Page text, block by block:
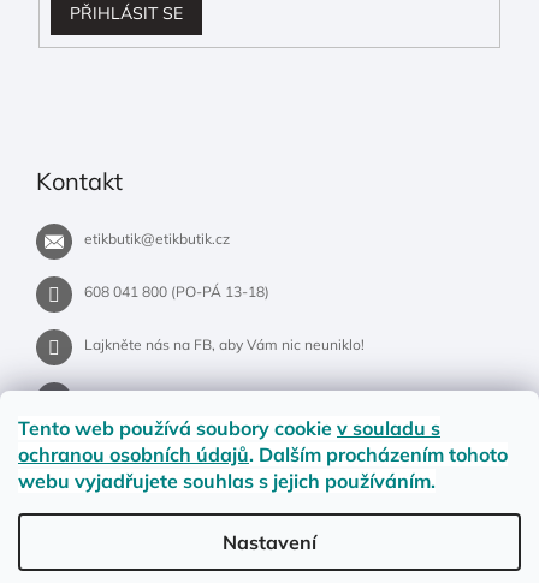
Tento web používá soubory cookie v souladu s
ochranou osobních údajů. Dalším procházením tohoto
webu vyjadřujete souhlas s jejich používáním.
Nastavení
PŘIHLÁSIT SE
Kontakt
etikbutik@etikbutik.cz
608 041 800 (PO-PÁ 13-18)
Lajkněte nás na FB, aby Vám nic neuniklo!
Jak na vrácení nebo reklamaci?
Obchodní podmínky Ochrana osobních údajů